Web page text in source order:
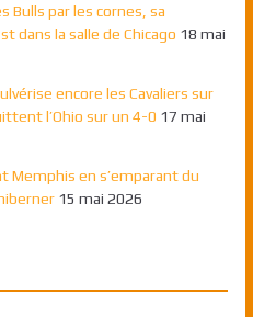
Bulls par les cornes, sa
dans la salle de Chicago 18 mai
encore les Cavaliers sur
l’Ohio sur un 4-0 17 mai
Memphis en s’emparant du
15 mai 2026